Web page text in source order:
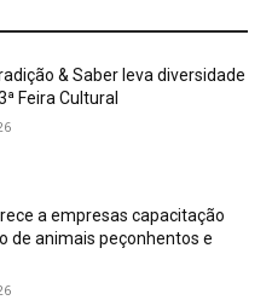
& Saber leva diversidade
Feira Cultural
a empresas capacitação
de animais peçonhentos e